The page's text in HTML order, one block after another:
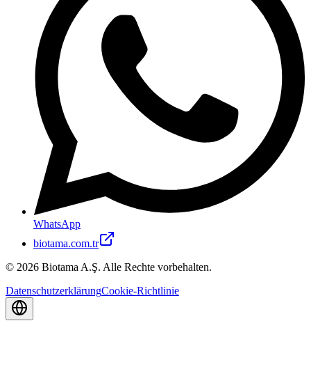
WhatsApp
biotama.com.tr
© 2026 Biotama A.Ş. Alle Rechte vorbehalten.
DatenschutzerklärungCookie-Richtlinie